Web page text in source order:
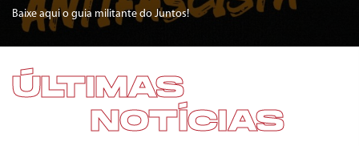
Baixe aqui o guia militante do Juntos!
ÚLTIMAS
NOTÍCIAS